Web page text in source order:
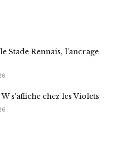
Stade Rennais, l’ancrage
s’affiche chez les Violets